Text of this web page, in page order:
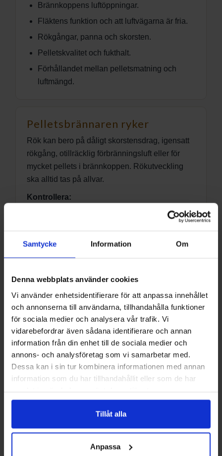
Samtycke Information Om
Denna webbplats använder cookies
Vi använder enhetsidentifierare för att anpassa innehållet
och annonserna till användarna, tillhandahålla funktioner
för sociala medier och analysera vår trafik. Vi
vidarebefordrar även sådana identifierare och annan
information från din enhet till de sociala medier och
annons- och analysföretag som vi samarbetar med.
Dessa kan i sin tur kombinera informationen med annan
information som du har tillhandahållit eller som de har
Tillåt alla
Anpassa
Brännkoppens luftöppningar.
Fläktens funktion och att luftvägarna är fria.
Rökgångar, panna och skorsten.
Pelletskvalitet och fukthalt.
Förhållandet mellan pelletsmatning och
luftmängd.
Pelletsbrännaren ryker
Rök kan bero på dåligt skorstensdrag, igensatt
rökgång, otillräcklig förbränningsluft eller för
mycket pellets i brännkoppen. Rökutveckling
ska alltid tas på allvar.
Kontrollera:
Att pannans luckor och tätningar sluter tätt.
Att brännaren får tillräckligt med
Att eventuell rökgasfläkt fungerar korrekt.
Brännaren larmar
Börja alltid med att läsa av felkoden och jämföra
den med brännarens manual. Samma symptom
modell.
Kontrollera i denna ordning:
Pelletsförråd och matarskruv.
Brännkopp, luftöppningar och rengöring.